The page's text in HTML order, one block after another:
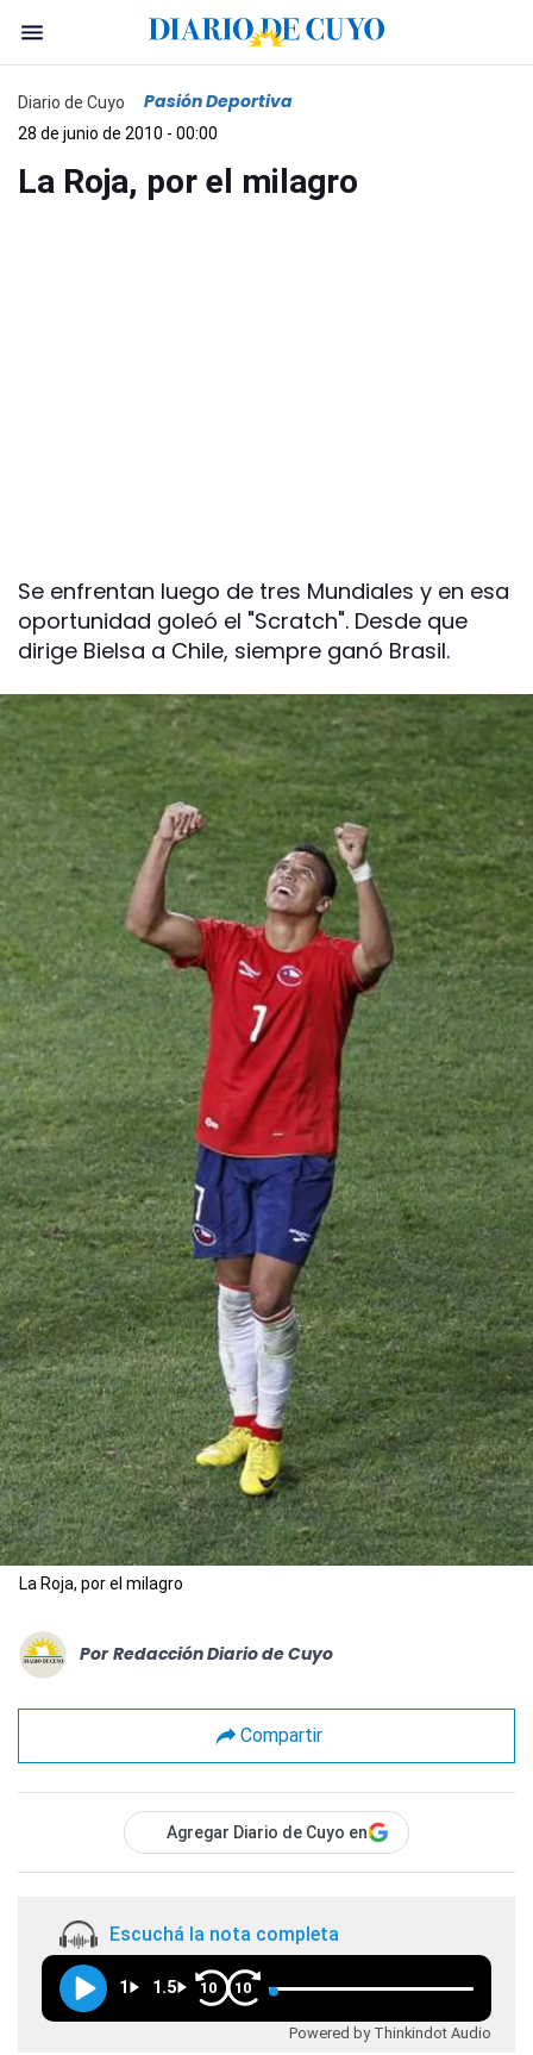
Diario de Cuyo Pasión Deportiva
28 de junio de 2010 - 00:00
La Roja, por el milagro
Se enfrentan luego de tres Mundiales y en esa
oportunidad goleó el "Scratch". Desde que
dirige Bielsa a Chile, siempre ganó Brasil.
La Roja, por el milagro
Por Redacción Diario de Cuyo
Compartir
Agregar Diario de Cuyo en
Escuchá la nota completa
1 1.5 10 10
Powered by Thinkindot Audio